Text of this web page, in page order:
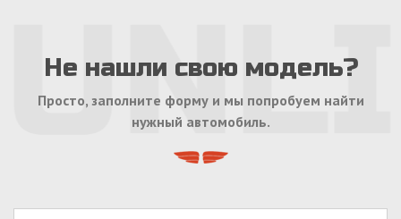
Не нашли свою модель?
Просто, заполните форму и мы попробуем найти
нужный автомобиль.